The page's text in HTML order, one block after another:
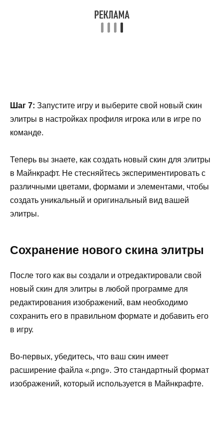
Шаг 7: Запустите игру и выберите свой новый скин
элитры в настройках профиля игрока или в игре по
команде.
Теперь вы знаете, как создать новый скин для элитры
в Майнкрафт. Не стесняйтесь экспериментировать с
различными цветами, формами и элементами, чтобы
создать уникальный и оригинальный вид вашей
элитры.
Сохранение нового скина элитры
После того как вы создали и отредактировали свой
новый скин для элитры в любой программе для
редактирования изображений, вам необходимо
сохранить его в правильном формате и добавить его
в игру.
Во-первых, убедитесь, что ваш скин имеет
расширение файла «.png». Это стандартный формат
изображений, который используется в Майнкрафте.